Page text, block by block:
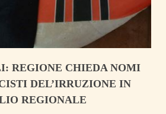
REGIONE CHIEDA NOMI
DEL’IRRUZIONE IN
REGIONALE